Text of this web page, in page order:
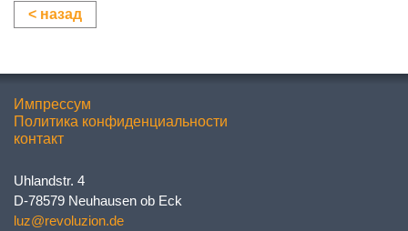
< назад
Импрессум
Политика конфиденциальности
контакт
Uhlandstr. 4
D-78579 Neuhausen ob Eck
luz@revoluzion.de